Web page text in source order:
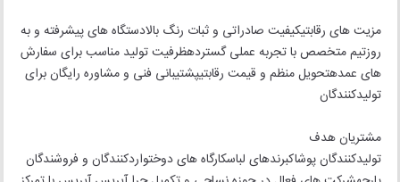
مزیت های رقابتیکیفیت صادراتی و ثبات رنگ بالادستگاه های پیشرفته و به
روزتیم متخصص با تجربه عملی گستردهظرفیت تولید مناسب برای سفارش
های عمدهتحویل منظم و قیمت رقابتیپشتیبانی فنی و مشاوره رایگان برای
تولیدکنندگان
مشتریان هدف
تولیدکنندگان پوشاکبرندهای لباسکارگاه های دوختواردکنندگان و فروشندگان